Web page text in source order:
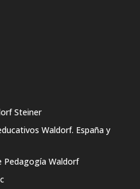
Steiner
Waldorf. España y
Pedagogía Waldorf